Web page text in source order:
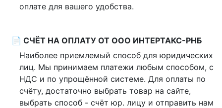
оплате для вашего удобства.
📄 СЧЁТ НА ОПЛАТУ ОТ ООО ИНТЕРТАКС-РНБ
Наиболее приемлемый способ для юридических
лиц. Мы принимаем платежи любым способом, с
НДС и по упрощённой системе. Для оплаты по
счёту, достаточно выбрать товар на сайте,
выбрать способ - счёт юр. лицу и отправить нам